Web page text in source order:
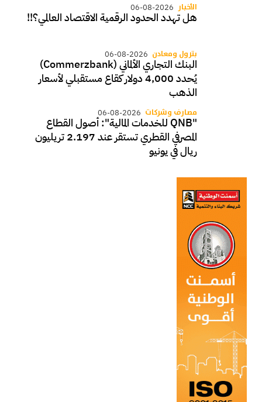
الأخبار 06-08-2026
هل تهدد الحدود الرقمية الاقتصاد العالمي؟!!
بترول ومعادن 06-08-2026
البنك التجاري الألماني (Commerzbank)
يُحدد 4,000 دولار كقاع مستقبلي لأسعار
الذهب
مصارف وشركات 06-08-2026
"QNB للخدمات المالية": أصول القطاع
المصرفي القطري تستقر عند 2.197 تريليون
ريال في يونيو